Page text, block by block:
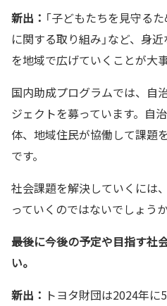
新出： 「子どもたちを見守る
に関する取り組み」など、身
を地域で広げていくことが大
国内助成プログラムでは、自
ジェクトを募っています。自
体、地域住民が協働して課題
です。
社会課題を解決していくには
っていくのではないでしょうか
――最後に今後の予定や目指す
い。
新出： トヨタ財団は2024年